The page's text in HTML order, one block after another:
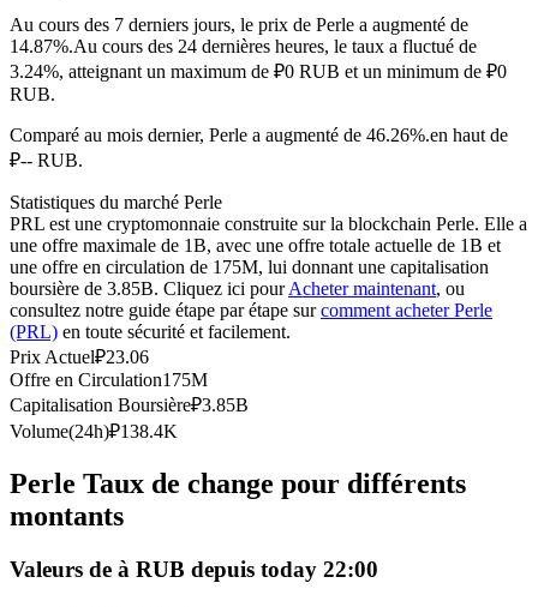
Futures utilisant l'USDC comme garantie
Copie de Trading
Rejoignez les meilleurs traders
Au cours des 7 derniers jours, le prix de Perle a augmenté de
14.87%.Au cours des 24 dernières heures, le taux a fluctué de
3.24%, atteignant un maximum de ₽0 RUB et un minimum de ₽0
RUB.
Comparé au mois dernier, Perle a augmenté de 46.26%.en haut de
₽-- RUB.
Statistiques du marché Perle
PRL est une cryptomonnaie construite sur la blockchain Perle. Elle a
une offre maximale de 1B, avec une offre totale actuelle de 1B et
une offre en circulation de 175M, lui donnant une capitalisation
boursière de 3.85B. Cliquez ici pourAcheter maintenant, ou
consultez notre guide étape par étape surcomment acheter Perle
(PRL) en toute sécurité et facilement.
Prix Actuel₽23.06
Offre en Circulation175M
Capitalisation Boursière₽3.85B
Volume(24h)₽138.4K
Perle Taux de change pour différents
montants
Valeurs de à RUB depuis today 22:00